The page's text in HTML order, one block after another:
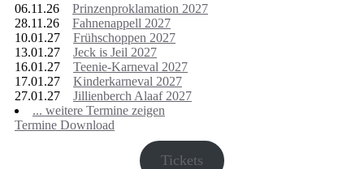
06.11.26 Prinzenproklamation 2027
28.11.26 Fahnenappell 2027
10.01.27 Frühschoppen 2027
13.01.27 Jeck is Jeil 2027
16.01.27 Teenie-Karneval 2027
17.01.27 Kinderkarneval 2027
27.01.27 Jillienberch Alaaf 2027
... weitere Termine zeigen
Termine Download
Tickets